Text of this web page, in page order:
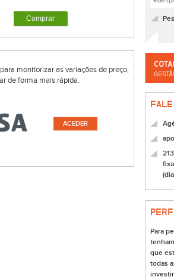
Comprar
monitorizar as variações de preço,
de forma mais rápida.
ACEDER
FALE
Para
que
todas